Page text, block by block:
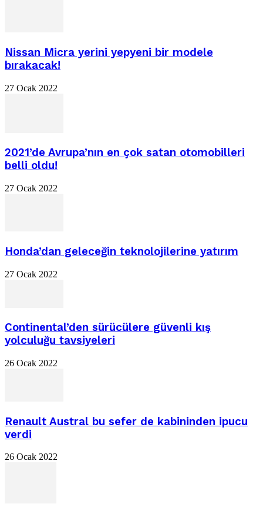
Nissan Micra yerini yepyeni bir modele
bırakacak!
27 Ocak 2022
2021’de Avrupa’nın en çok satan otomobilleri
belli oldu!
27 Ocak 2022
Honda’dan geleceğin teknolojilerine yatırım
27 Ocak 2022
Continental’den sürücülere güvenli kış
yolculuğu tavsiyeleri
26 Ocak 2022
Renault Austral bu sefer de kabininden ipucu
verdi
26 Ocak 2022